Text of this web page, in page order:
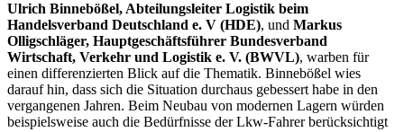
Ulrich Binnebößel, Abteilungsleiter Logistik beim
Handelsverband Deutschland e. V (HDE), und Markus
Olligschläger, Hauptgeschäftsführer Bundesverband
Wirtschaft, Verkehr und Logistik e. V. (BWVL), warben für
einen differenzierten Blick auf die Thematik. Binnebößel wies
darauf hin, dass sich die Situation durchaus gebessert habe in den
vergangenen Jahren. Beim Neubau von modernen Lagern würden
beispielsweise auch die Bedürfnisse der Lkw-Fahrer berücksichtigt